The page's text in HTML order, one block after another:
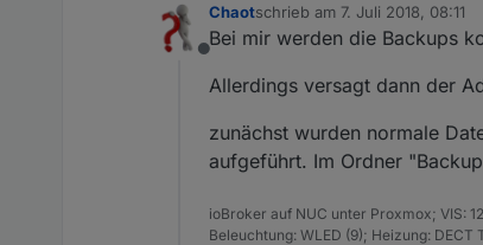
Offline
Chaotschrieb am 7. Juli 2018, 08:11
zuletzt editiert von
Bei mir werden die Backups
Allerdings versagt dann der
zunächst wurden normale
aufgeführt. Im Ordner
ioBroker auf NUC unter Proxmox; VIS:
Beleuchtung: WLED (9); Heizung: